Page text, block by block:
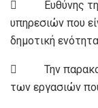
 Ευθύνης της
υπηρεσιών που
δημοτική ενότητα
 Την
των εργασιών